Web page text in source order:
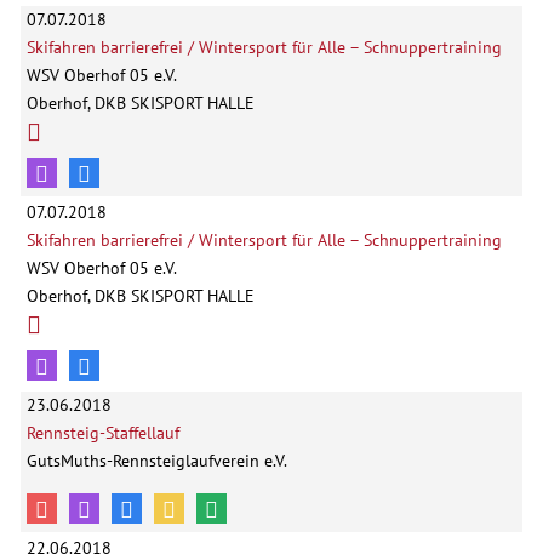
07.07.2018
Skifahren barrierefrei / Wintersport für Alle – Schnuppertraining
WSV Oberhof 05 e.V.
Oberhof, DKB SKISPORT HALLE
07.07.2018
Skifahren barrierefrei / Wintersport für Alle – Schnuppertraining
WSV Oberhof 05 e.V.
Oberhof, DKB SKISPORT HALLE
23.06.2018
Rennsteig-Staffellauf
GutsMuths-Rennsteiglaufverein e.V.
22.06.2018